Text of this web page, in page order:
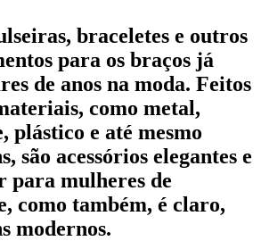
braceletes e outros
para os braços já
de anos na moda. Feitos
como metal,
plástico e até mesmo
são acessórios elegantes e
para mulheres de
como também, é claro,
modernos.